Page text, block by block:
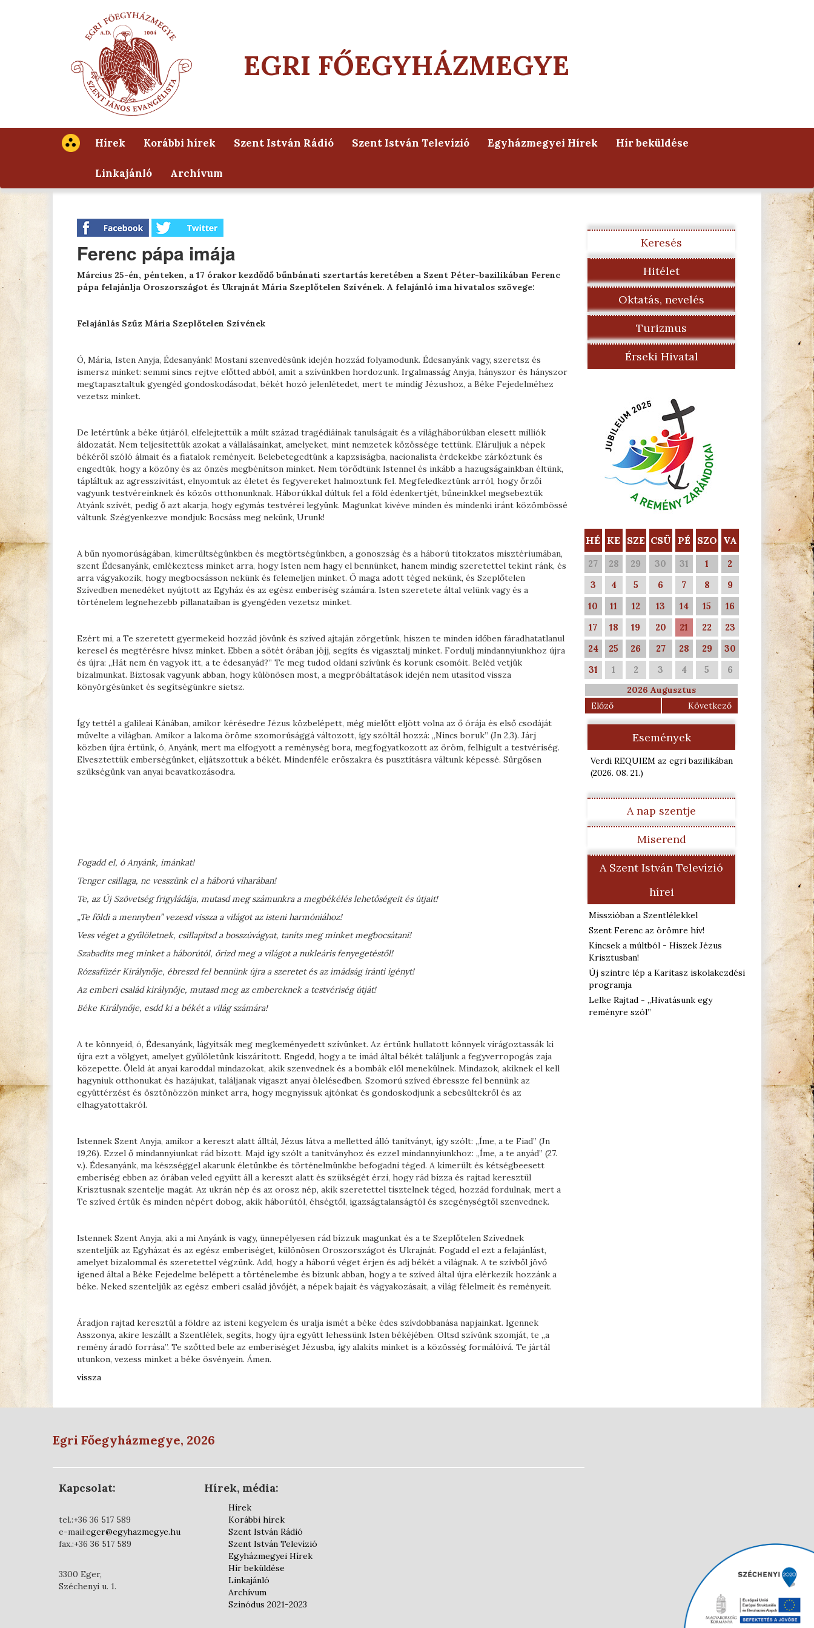
EGRI FŐEGYHÁZMEGYE
Hírek Korábbi hírek Szent István Rádió Szent István Televízió Egyházmegyei Hírek Hír beküldése
Linkajánló Archívum
Ferenc pápa imája
Március 25-én, pénteken, a 17 órakor kezdődő bűnbánati szertartás keretében a Szent Péter-bazilikában Ferenc
pápa felajánlja Oroszországot és Ukrajnát Mária Szeplőtelen Szívének. A felajánló ima hivatalos szövege:
Felajánlás Szűz Mária Szeplőtelen Szívének
Ó, Mária, Isten Anyja, Édesanyánk! Mostani szenvedésünk idején hozzád folyamodunk. Édesanyánk vagy, szeretsz és
ismersz minket: semmi sincs rejtve előtted abból, amit a szívünkben hordozunk. Irgalmasság Anyja, hányszor és hányszor
megtapasztaltuk gyengéd gondoskodásodat, békét hozó jelenlétedet, mert te mindig Jézushoz, a Béke Fejedelméhez
vezetsz minket.
De letértünk a béke útjáról, elfelejtettük a múlt század tragédiáinak tanulságait és a világháborúkban elesett milliók
áldozatát. Nem teljesítettük azokat a vállalásainkat, amelyeket, mint nemzetek közössége tettünk. Eláruljuk a népek
békéről szóló álmait és a fiatalok reményeit. Belebetegedtünk a kapzsiságba, nacionalista érdekekbe zárkóztunk és
engedtük, hogy a közöny és az önzés megbénítson minket. Nem törődtünk Istennel és inkább a hazugságainkban éltünk,
tápláltuk az agresszivitást, elnyomtuk az életet és fegyvereket halmoztunk fel. Megfeledkeztünk arról, hogy őrzői
vagyunk testvéreinknek és közös otthonunknak. Háborúkkal dúltuk fel a föld édenkertjét, bűneinkkel megsebeztük
Atyánk szívét, pedig ő azt akarja, hogy egymás testvérei legyünk. Magunkat kivéve minden és mindenki iránt közömbössé
váltunk. Szégyenkezve mondjuk: Bocsáss meg nekünk, Urunk!
A bűn nyomorúságában, kimerültségünkben és megtörtségünkben, a gonoszság és a háború titokzatos misztériumában,
szent Édesanyánk, emlékeztess minket arra, hogy Isten nem hagy el bennünket, hanem mindig szeretettel tekint ránk, és
arra vágyakozik, hogy megbocsásson nekünk és felemeljen minket. Ő maga adott téged nekünk, és Szeplőtelen
Szívedben menedéket nyújtott az Egyház és az egész emberiség számára. Isten szeretete által velünk vagy és a
történelem legnehezebb pillanataiban is gyengéden vezetsz minket.
Ezért mi, a Te szeretett gyermekeid hozzád jövünk és szíved ajtaján zörgetünk, hiszen te minden időben fáradhatatlanul
keresel és megtérésre hívsz minket. Ebben a sötét órában jöjj, segíts és vigasztalj minket. Fordulj mindannyiunkhoz újra
és újra: „Hát nem én vagyok itt, a te édesanyád?” Te meg tudod oldani szívünk és korunk csomóit. Beléd vetjük
bizalmunkat. Biztosak vagyunk abban, hogy különösen most, a megpróbáltatások idején nem utasítod vissza
könyörgésünket és segítségünkre sietsz.
Így tettél a galileai Kánában, amikor kérésedre Jézus közbelépett, még mielőtt eljött volna az ő órája és első csodáját
művelte a világban. Amikor a lakoma öröme szomorúsággá változott, így szóltál hozzá: „Nincs boruk” (Jn 2,3). Járj
közben újra értünk, ó, Anyánk, mert ma elfogyott a reménység bora, megfogyatkozott az öröm, felhígult a testvériség.
Elvesztettük emberségünket, eljátszottuk a békét. Mindenféle erőszakra és pusztításra váltunk képessé. Sürgősen
szükségünk van anyai beavatkozásodra.
Fogadd el, ó Anyánk, imánkat!
Tenger csillaga, ne vesszünk el a háború viharában!
Te, az Új Szövetség frigyládája, mutasd meg számunkra a megbékélés lehetőségeit és útjait!
„Te földi a mennyben” vezesd vissza a világot az isteni harmóniához!
Vess véget a gyűlöletnek, csillapítsd a bosszúvágyat, taníts meg minket megbocsátani!
Szabadíts meg minket a háborútól, őrizd meg a világot a nukleáris fenyegetéstől!
Rózsafüzér Királynője, ébreszd fel bennünk újra a szeretet és az imádság iránti igényt!
Az emberi család királynője, mutasd meg az embereknek a testvériség útját!
Béke Királynője, esdd ki a békét a világ számára!
A te könnyeid, ó, Édesanyánk, lágyítsák meg megkeményedett szívünket. Az értünk hullatott könnyek virágoztassák ki
újra ezt a völgyet, amelyet gyűlöletünk kiszárított. Engedd, hogy a te imád által békét találjunk a fegyverropogás zaja
közepette. Öleld át anyai karoddal mindazokat, akik szenvednek és a bombák elől menekülnek. Mindazok, akiknek el kell
hagyniuk otthonukat és hazájukat, találjanak vigaszt anyai ölelésedben. Szomorú szíved ébressze fel bennünk az
együttérzést és ösztönözzön minket arra, hogy megnyissuk ajtónkat és gondoskodjunk a sebesültekről és az
elhagyatottakról.
Istennek Szent Anyja, amikor a kereszt alatt álltál, Jézus látva a melletted álló tanítványt, így szólt: „Íme, a te Fiad” (Jn
19,26). Ezzel ő mindannyiunkat rád bízott. Majd így szólt a tanítványhoz és ezzel mindannyiunkhoz: „Íme, a te anyád” (27.
v.). Édesanyánk, ma készséggel akarunk életünkbe és történelmünkbe befogadni téged. A kimerült és kétségbeesett
emberiség ebben az órában veled együtt áll a kereszt alatt és szükségét érzi, hogy rád bízza és rajtad keresztül
Krisztusnak szentelje magát. Az ukrán nép és az orosz nép, akik szeretettel tisztelnek téged, hozzád fordulnak, mert a
Te szíved értük és minden népért dobog, akik háborútól, éhségtől, igazságtalanságtól és szegénységtől szenvednek.
Istennek Szent Anyja, aki a mi Anyánk is vagy, ünnepélyesen rád bízzuk magunkat és a te Szeplőtelen Szívednek
szenteljük az Egyházat és az egész emberiséget, különösen Oroszországot és Ukrajnát. Fogadd el ezt a felajánlást,
amelyet bizalommal és szeretettel végzünk. Add, hogy a háború véget érjen és adj békét a világnak. A te szívből jövő
igened által a Béke Fejedelme belépett a történelembe és bízunk abban, hogy a te szíved által újra elérkezik hozzánk a
béke. Neked szenteljük az egész emberi család jövőjét, a népek bajait és vágyakozásait, a világ félelmeit és reményeit.
Áradjon rajtad keresztül a földre az isteni kegyelem és uralja ismét a béke édes szívdobbanása napjainkat. Igennek
Asszonya, akire leszállt a Szentlélek, segíts, hogy újra együtt lehessünk Isten békéjében. Oltsd szívünk szomját, te „a
remény áradó forrása”. Te szőtted bele az emberiséget Jézusba, így alakíts minket is a közösség formálóivá. Te jártál
utunkon, vezess minket a béke ösvényein. Ámen.
vissza
Keresés
Hitélet
Oktatás, nevelés
Turizmus
Érseki Hivatal
HÉ KE SZE CSÜ PÉ SZO VA
27 28 29 30 31 1
2
3
4 5 6 7 8
9
10
11 12 13 14 15
16
17
18 19 20 21 22
23
24
25 26 27 28 29
30
31
1 2 3 4 5 6
2026 Augusztus
Előző
Következő
Események
Verdi REQUIEM az egri bazilikában
(2026. 08. 21.)
A nap szentje
Miserend
A Szent István Televízió
hírei
Misszióban a Szentlélekkel
Szent Ferenc az örömre hív!
Kincsek a múltból - Hiszek Jézus
Krisztusban!
Új szintre lép a Karitasz iskolakezdési
programja
Lelke Rajtad - „Hivatásunk egy
reményre szól”
Egri Főegyházmegye, 2026
Kapcsolat:
tel.:+36 36 517 589
e-mail:eger@egyhazmegye.hu
fax.:+36 36 517 589
3300 Eger,
Széchenyi u. 1.
Hírek, média:
Hírek
Korábbi hírek
Szent István Rádió
Szent István Televízió
Egyházmegyei Hírek
Hír beküldése
Linkajánló
Archívum
Szinódus 2021-2023